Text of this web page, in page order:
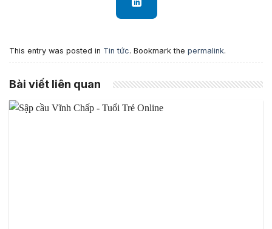
This entry was posted in Tin tức. Bookmark the permalink.
Bài viết liên quan